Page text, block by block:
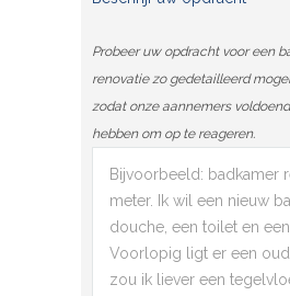
Probeer uw opdracht voor een
renovatie zo gedetailleerd
zodat onze aannemers
hebben om op te reageren.